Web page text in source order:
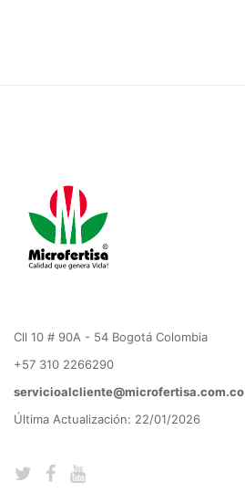
Cll 10 # 90A - 54 Bogotá Colombia
+57 310 2266290
servicioalcliente@microfertisa.com.co
Última Actualización: 22/01/2026